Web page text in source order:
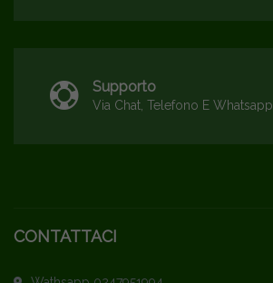
Supporto
Via Chat, Telefono E Whatsapp
CONTATTACI